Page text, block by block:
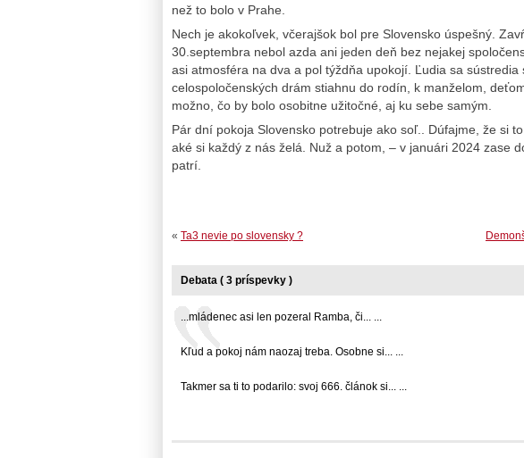
než to bolo v Prahe.
Nech je akokoľvek, včerajšok bol pre Slovensko úspešný.
30.septembra nebol azda ani jeden deň bez nejakej
asi atmosféra na dva a pol týždňa upokojí. Ľudia sa sústredia
celospoločenských drám stiahnu do rodín, k manželom,
možno, čo by bolo osobitne užitočné, aj ku sebe samým.
Pár dní pokoja Slovensko potrebuje ako soľ.. Dúfajme, že si
aké si každý z nás želá. Nuž a potom, – v januári 2024 zase
patrí.
« Ta3 nevie po slovensky ?
Debata ( 3 príspevky )
...mládenec asi len pozeral Ramba, či... ...
Kľud a pokoj nám naozaj treba. Osobne si... ...
Takmer sa ti to podarilo: svoj 666. článok si... ...